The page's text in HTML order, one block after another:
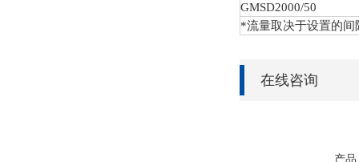
GMSD2000/50
*流量取决于设置的间
在线咨询
产品